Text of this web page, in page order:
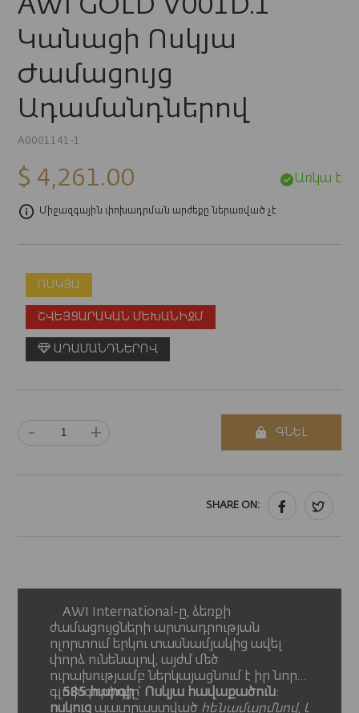
AWI GOLD V001D.1
Կանացի Ոսկյա
Ժամացույց
Ադամանդներով
A0001141-1
$ 4,261.00 Առկա է
Միջազգային փոխադրման արժեքը ներառված չէ
ՈՍԿՅԱ
ՇՎԵՅՑԱՐԱԿԱՆ ՄԵԽԱՆԻԶՄ
ԱԴԱՄԱՆԴՆԵՐՈՎ
- + ԳՆԵԼ
SHARE ON:
AWI International-ը, ձեռքի
ժամացույցների արտադրության
ոլորտում երկու տասնամյակից ավել
փորձ ունենալով, այժմ մեծ
ուրախությամբ ներկայացնում է իր նոր
գլուխգործոցը՝ Ոսկյա հավաքածուն։
585 հարգի
ոսկուց պատրաստված հենամարմնով,